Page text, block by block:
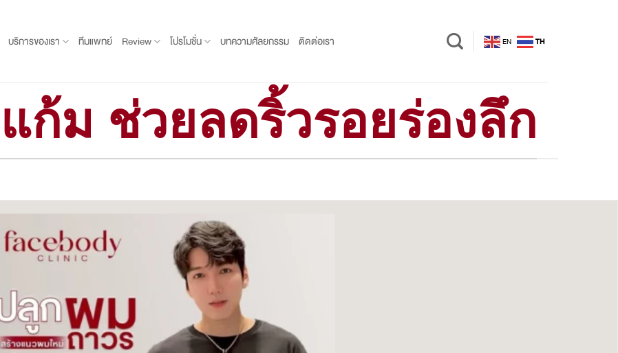
บริการของเรา ทีมแพทย์ Review โปรโมชั่น บทความศัลยกรรม ติดต่อเรา EN TH
ก้ม ช่วยลดริ้วรอยร่องลึก